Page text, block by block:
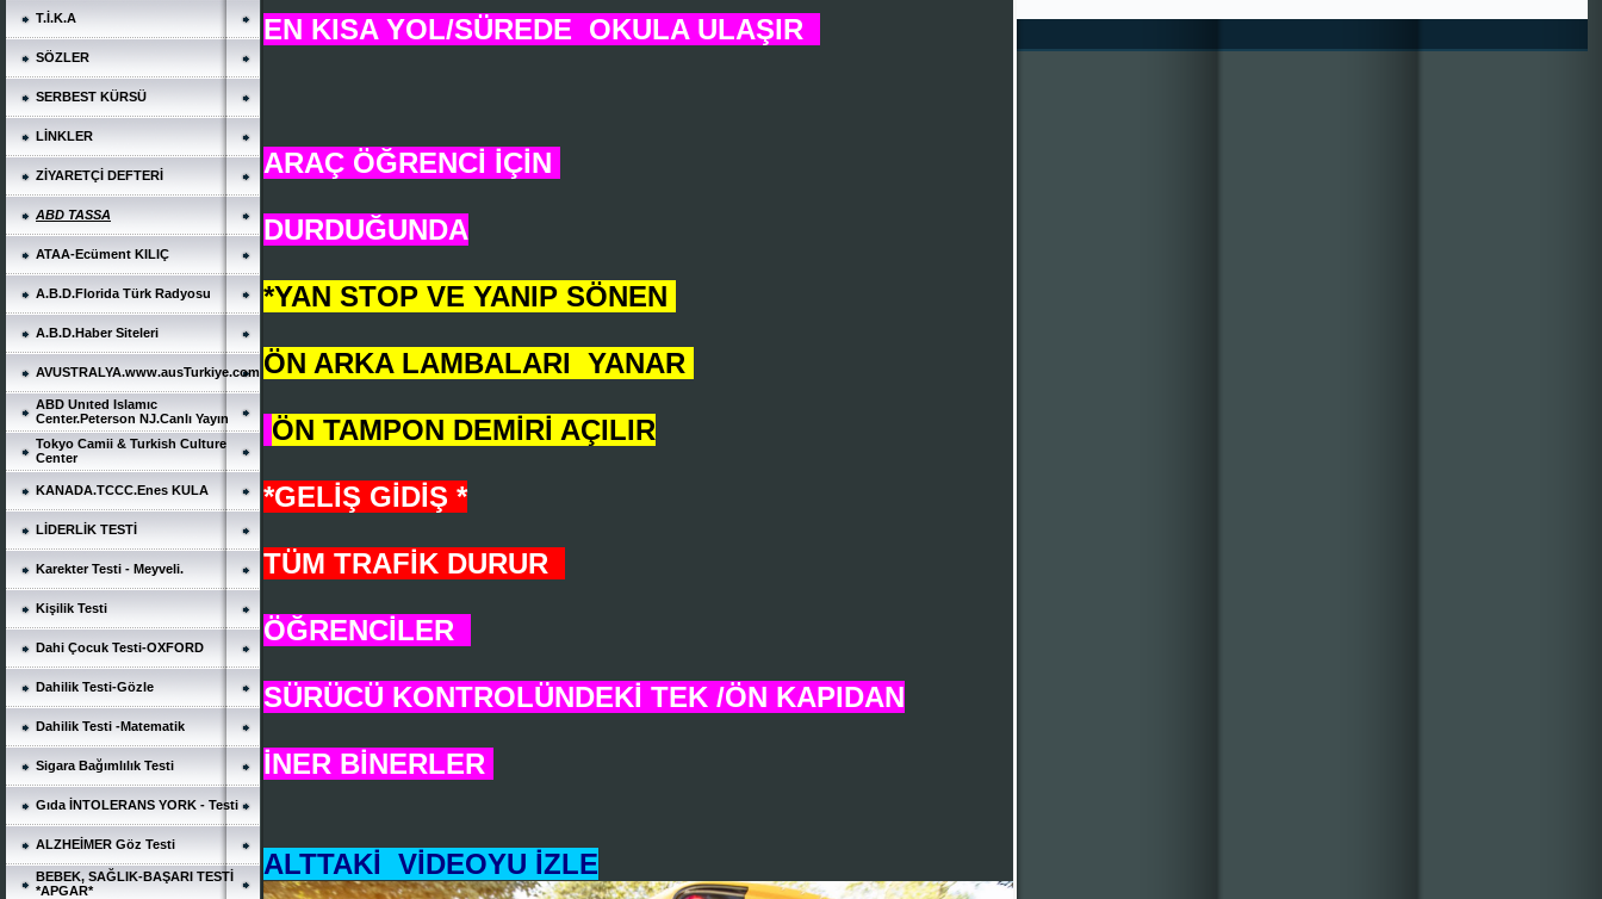
T.İ.K.A
SÖZLER
SERBEST KÜRSÜ
LİNKLER
ZİYARETÇİ DEFTERİ
ABD TASSA
ATAA-Ecüment KILIÇ
A.B.D.Florida Türk Radyosu
A.B.D.Haber Siteleri
AVUSTRALYA.www.ausTurkiye.com
ABD Unıted Islamıc
Center.Peterson NJ.Canlı Yayın
Tokyo Camii & Turkish Culture
Center
KANADA.TCCC.Enes KULA
LİDERLİK TESTİ
Karekter Testi - Meyveli.
Kişilik Testi
Dahi Çocuk Testi-OXFORD
Dahilik Testi-Gözle
Dahilik Testi -Matematik
Sigara Bağımlılık Testi
Gıda İNTOLERANS YORK - Testi
ALZHEİMER Göz Testi
BEBEK, SAĞLIK-BAŞARI TESTİ
*APGAR*
EN KISA YOL/SÜREDE OKULA ULAŞIR
ARAÇ ÖĞRENCİ İÇİN
DURDUĞUNDA
*YAN STOP VE YANIP SÖNEN
ÖN ARKA LAMBALARI YANAR
ÖN TAMPON DEMİRİ AÇILIR
*GELİŞ GİDİŞ *
TÜM TRAFİK DURUR
ÖĞRENCİLER
SÜRÜCÜ KONTROLÜNDEKİ TEK /ÖN KAPIDAN
İNER BİNERLER
ALTTAKİ VİDEOYU İZLE